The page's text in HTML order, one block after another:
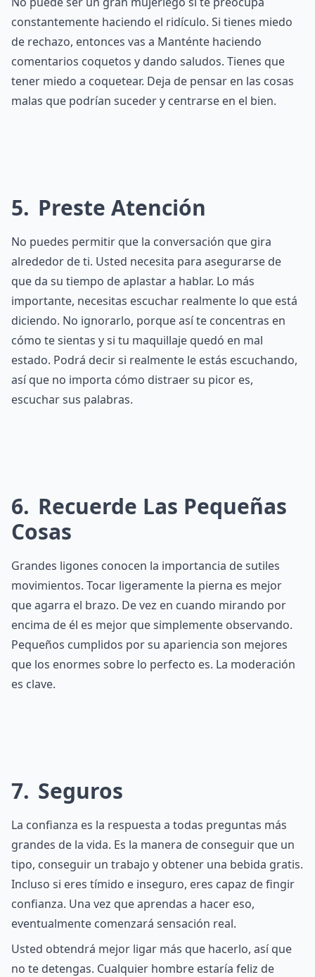
constantemente haciendo el ridículo. Si tienes miedo
de rechazo, entonces vas a Manténte haciendo
comentarios coquetos y dando saludos. Tienes que
tener miedo a coquetear. Deja de pensar en las cosas
malas que podrían suceder y centrarse en el bien.
5 Preste Atención
No puedes permitir que la conversación que gira
alrededor de ti. Usted necesita para asegurarse de
que da su tiempo de aplastar a hablar. Lo más
importante, necesitas escuchar realmente lo que está
diciendo. No ignorarlo, porque así te concentras en
cómo te sientas y si tu maquillaje quedó en mal
estado. Podrá decir si realmente le estás escuchando,
así que no importa cómo distraer su picor es,
escuchar sus palabras.
6 Recuerde Las Pequeñas
Cosas
Grandes ligones conocen la importancia de sutiles
movimientos. Tocar ligeramente la pierna es mejor
que agarra el brazo. De vez en cuando mirando por
encima de él es mejor que simplemente observando.
Pequeños cumplidos por su apariencia son mejores
que los enormes sobre lo perfecto es. La moderación
es clave.
7 Seguros
La confianza es la respuesta a todas preguntas más
grandes de la vida. Es la manera de conseguir que un
tipo, conseguir un trabajo y obtener una bebida gratis.
Incluso si eres tímido e inseguro, eres capaz de fingir
confianza. Una vez que aprendas a hacer eso,
eventualmente comenzará sensación real.
Usted obtendrá mejor ligar más que hacerlo, así que
no te detengas. Cualquier hombre estaría feliz de